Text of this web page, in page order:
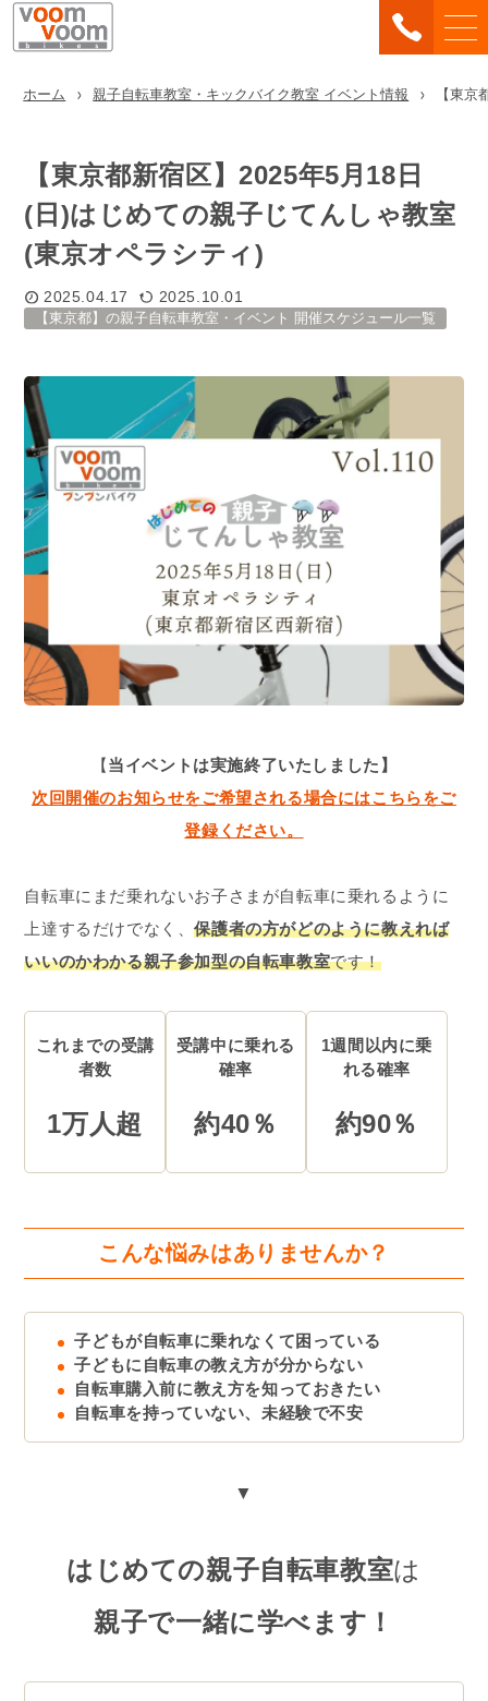
ホーム 親子自転車教室・キックバイク教室 イベント情報 【東
【東京都新宿区】2025年5月18日
(日)はじめての親子じてんしゃ教室
(東京オペラシティ)
2025.04.17 2025.10.01
【東京都】の親子自転車教室・イベント 開催スケジュール一覧
【当イベントは実施終了いたしました】
次回開催のお知らせをご希望される場合にはこちらをご
登録ください。
自転車にまだ乗れないお子さまが自転車に乗れるように
上達するだけでなく、保護者の方がどのように教えれば
いいのかわかる親子参加型の自転車教室です！
これまでの受講
者数
1万人超
受講中に乗れる
確率
約40％
1週間以内に乗
れる確率
約90％
こんな悩みはありませんか？
子どもが自転車に乗れなくて困っている
子どもに自転車の教え方が分からない
自転車購入前に教え方を知っておきたい
自転車を持っていない、未経験で不安
▼
はじめての親子自転車教室は
親子で一緒に学べます！